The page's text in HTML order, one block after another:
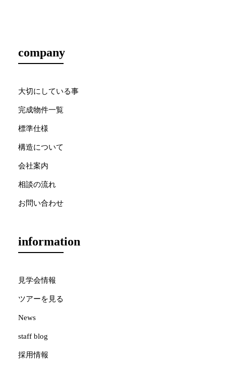
company
大切にしている事
完成物件一覧
標準仕様
構造について
会社案内
相談の流れ
お問い合わせ
information
見学会情報
ツアーを見る
News
staff blog
採用情報